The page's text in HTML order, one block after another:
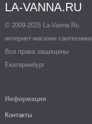
LA-VANNA.RU
© 2009-2025 La-Vanna.Ru
интернет-магазин сантехники
Все права защищены
Екатеринбург
Информация
Контакты